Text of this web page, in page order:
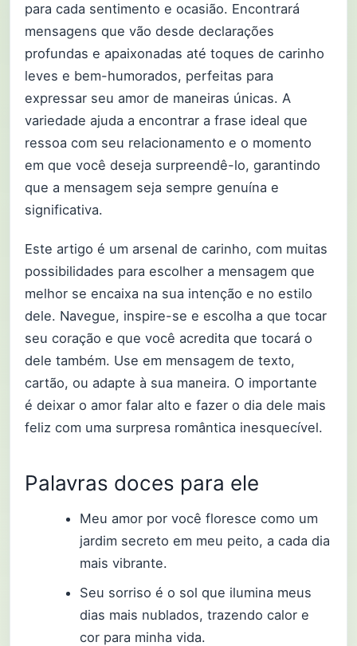
para cada sentimento e ocasião. Encontrará
mensagens que vão desde declarações
profundas e apaixonadas até toques de carinho
leves e bem-humorados, perfeitas para
expressar seu amor de maneiras únicas. A
variedade ajuda a encontrar a frase ideal que
ressoa com seu relacionamento e o momento
em que você deseja surpreendê-lo, garantindo
que a mensagem seja sempre genuína e
significativa.
Este artigo é um arsenal de carinho, com muitas
possibilidades para escolher a mensagem que
melhor se encaixa na sua intenção e no estilo
dele. Navegue, inspire-se e escolha a que tocar
seu coração e que você acredita que tocará o
dele também. Use em mensagem de texto,
cartão, ou adapte à sua maneira. O importante
é deixar o amor falar alto e fazer o dia dele mais
feliz com uma surpresa romântica inesquecível.
Palavras doces para ele
Meu amor por você floresce como um
jardim secreto em meu peito, a cada dia
mais vibrante.
Seu sorriso é o sol que ilumina meus
dias mais nublados, trazendo calor e
cor para minha vida.